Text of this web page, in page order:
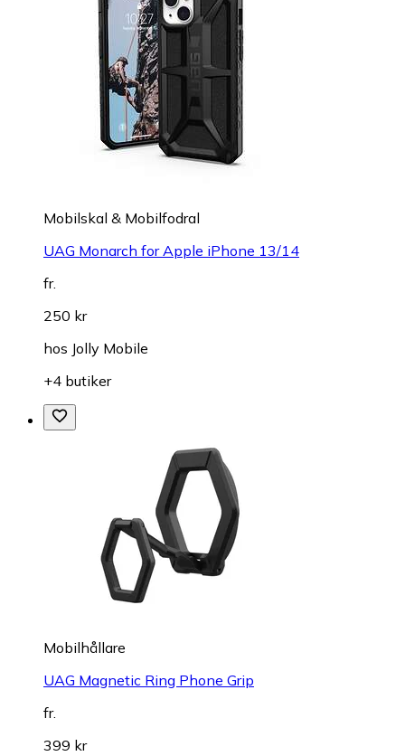
Mobilskal & Mobilfodral
UAG Monarch for Apple iPhone 13/14
fr.
250 kr
hos Jolly Mobile
+4 butiker
Mobilhållare
UAG Magnetic Ring Phone Grip
fr.
399 kr